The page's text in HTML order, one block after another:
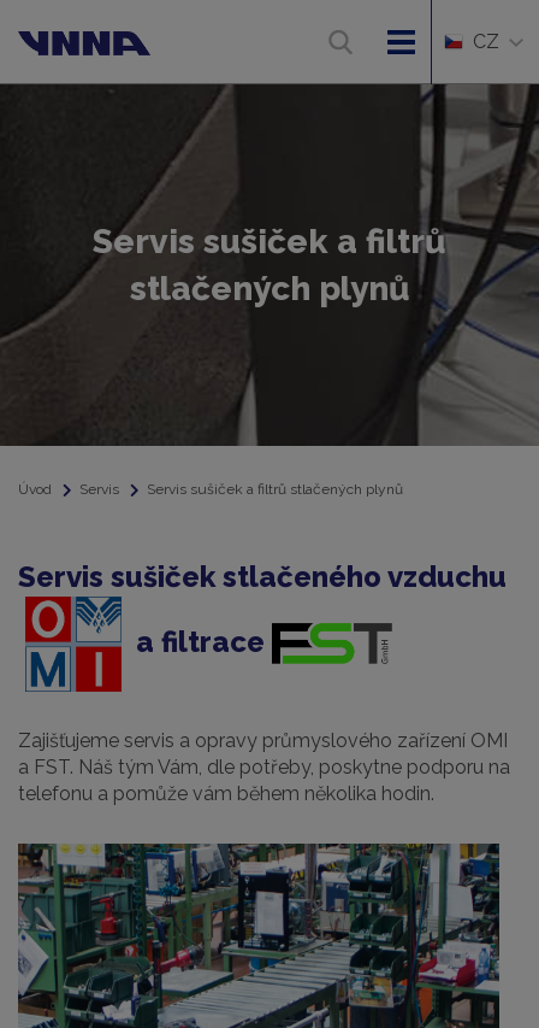
CZ
Servis sušiček a filtrů
stlačených plynů
Úvod Servis Servis sušiček a filtrů stlačených plynů
Servis sušiček stlačeného vzduchu
a filtrace
Zajišťujeme servis a opravy průmyslového zařízení OMI
a FST. Náš tým Vám, dle potřeby, poskytne podporu na
telefonu a pomůže vám během několika hodin.